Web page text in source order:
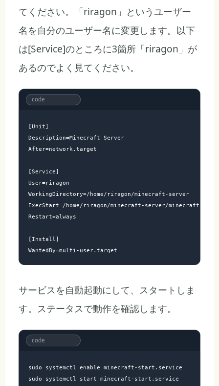
てください。「riragon」というユーザー
名を自分のユーザー名に変更します。以下
は[Service]のところに3箇所「riragon」が
あるのでよく見てください。
[Unit]
Description=Minecraft Server
After=network.target
[Service]
User=riragon
WorkingDirectory=/home/riragon/minecraft-server
ExecStart=/home/riragon/minecraft-server/minecraft-
Restart=always
[Install]
サービスを自動起動にして、スタートしま
す。ステータスで動作を確認します。
sudo systemctl enable minecraft-start.service
sudo systemctl start minecraft-start.service